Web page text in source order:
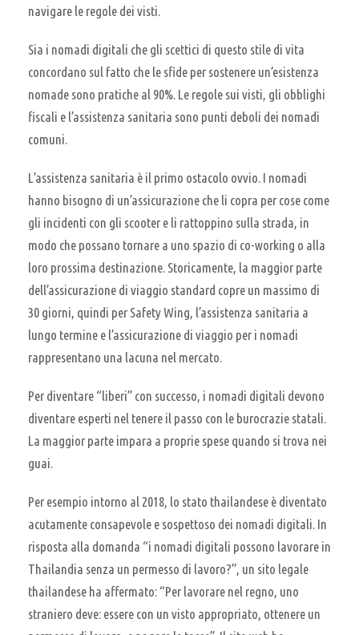
navigare le regole dei visti.
Sia i nomadi digitali che gli scettici di questo stile di vita
concordano sul fatto che le sfide per sostenere un’esistenza
nomade sono pratiche al 90%. Le regole sui visti, gli obblighi
fiscali e l’assistenza sanitaria sono punti deboli dei nomadi
comuni.
L’assistenza sanitaria è il primo ostacolo ovvio. I nomadi
hanno bisogno di un’assicurazione che li copra per cose come
gli incidenti con gli scooter e li rattoppino sulla strada, in
modo che possano tornare a uno spazio di co-working o alla
loro prossima destinazione. Storicamente, la maggior parte
dell’assicurazione di viaggio standard copre un massimo di
30 giorni, quindi per Safety Wing, l’assistenza sanitaria a
lungo termine e l’assicurazione di viaggio per i nomadi
rappresentano una lacuna nel mercato.
Per diventare “liberi” con successo, i nomadi digitali devono
diventare esperti nel tenere il passo con le burocrazie statali.
La maggior parte impara a proprie spese quando si trova nei
guai.
Per esempio intorno al 2018, lo stato thailandese è diventato
acutamente consapevole e sospettoso dei nomadi digitali. In
risposta alla domanda “i nomadi digitali possono lavorare in
Thailandia senza un permesso di lavoro?”, un sito legale
thailandese ha affermato: “Per lavorare nel regno, uno
straniero deve: essere con un visto appropriato, ottenere un